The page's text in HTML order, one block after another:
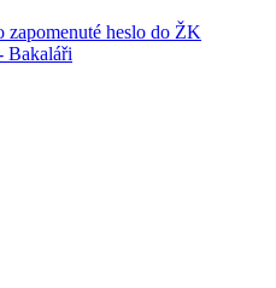
zapomenuté heslo do ŽK
Bakaláři